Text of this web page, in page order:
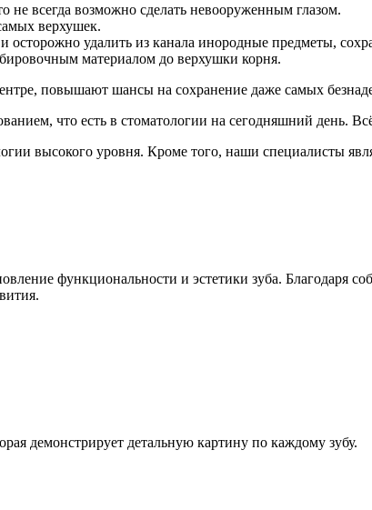
не всегда возможно сделать невооруженным глазом.
верхушек.
удалить из канала инородные предметы,
материалом до верхушки корня.
повышают шансы на сохранение даже самых
что есть в стоматологии на сегодняшний день.
высокого уровня. Кроме того, наши специалисты
функциональности и эстетики зуба. Благодаря
демонстрирует детальную картину по каждому зубу.